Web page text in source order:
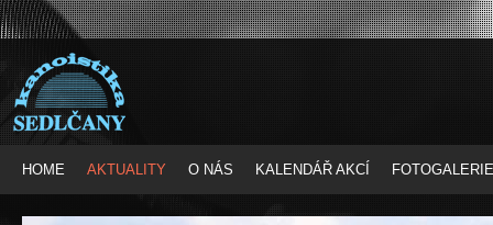
HOME AKTUALITY O NÁS KALENDÁŘ AKCÍ FOTOGALERIE